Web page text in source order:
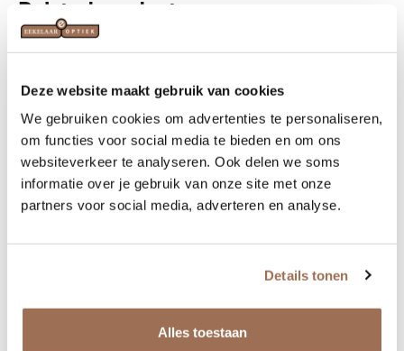
Deze website maakt gebruik van cookies
We gebruiken cookies om advertenties te personaliseren,
om functies voor social media te bieden en om ons
websiteverkeer te analyseren. Ook delen we soms
informatie over je gebruik van onze site met onze
partners voor social media, adverteren en analyse.
Details tonen
Alles toestaan
Related products
Coblens Verkehrsmeldung